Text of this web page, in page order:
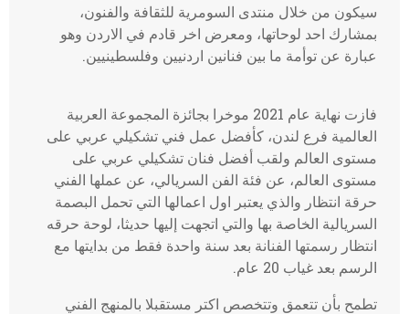
سيكون من خلال منتدى السومرية للثقافة والفنون،
بمشارك احد لوحاتها، ومعرض اخر قادم في الاردن وهو
عبارة عن توأمة ما بين فنانين اردنيين وفلسطينيين.
فازت نهاية عام 2021 موخرا بجائزة المجموعة العربية
العالمية فرع لندن، كأفضل عمل فني تشكيلي عربي على
مستوى العالم ولقب أفضل فنان تشكيلي عربي على
مستوى العالم، عن فئة الفن السريالي، عن عملها الفني
حرقة انتظار والذي يعتبر اول اعمالها التي تحمل البصمة
السريالية الخاصة بها والتي اتجهت إليها حديثا، لوحة حرقه
انتظار رسمتها الفنانة بعد سنة واحدة فقط من بدايتها مع
الرسم بعد غياب 20 عام.
تطمح بأن تتعمق وتتخصص اكتر مستقبلا بالمنهج الفني